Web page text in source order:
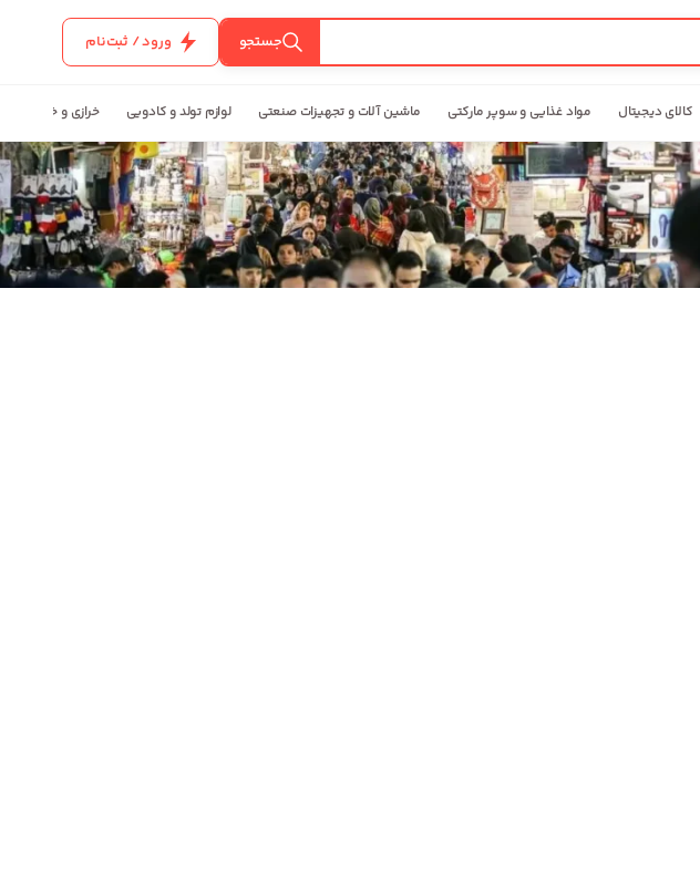
جستجو ورود / ثبت‌نام
کالای دیجیتال مواد غذایی و سوپر مارکتی ماشین آلات و تجهیزات صنعتی لوازم تولد و کادویی خرازی و خیاطی